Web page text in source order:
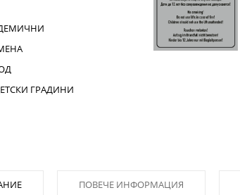
ГРАДИНИ
ПОВЕЧЕ ИНФОРМАЦИЯ